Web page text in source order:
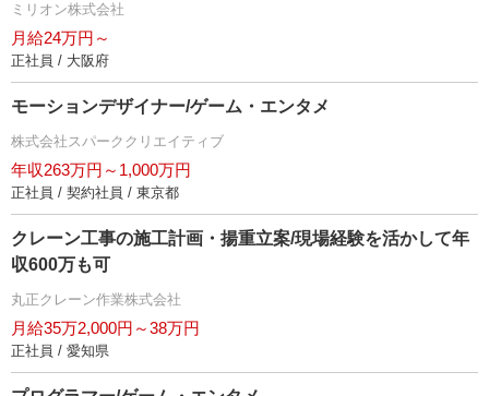
ミリオン株式会社
月給24万円～
正社員 / 大阪府
モーションデザイナー/ゲーム・エンタメ
株式会社スパーククリエイティブ
年収263万円～1,000万円
正社員 / 契約社員 / 東京都
クレーン工事の施工計画・揚重立案/現場経験を活かして年
収600万も可
丸正クレーン作業株式会社
月給35万2,000円～38万円
正社員 / 愛知県